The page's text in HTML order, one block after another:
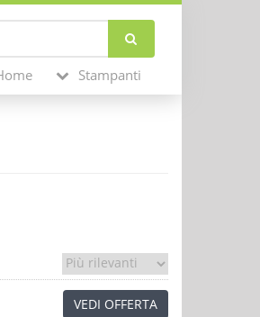
Stampanti
VEDI OFFERTA